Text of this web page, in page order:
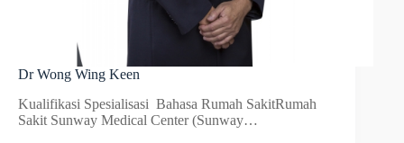
Dr Wong Wing Keen
Kualifikasi Spesialisasi Bahasa Rumah SakitRumah
Sakit Sunway Medical Center (Sunway…